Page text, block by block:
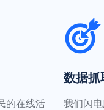
的在线活
数据抓
我们闪